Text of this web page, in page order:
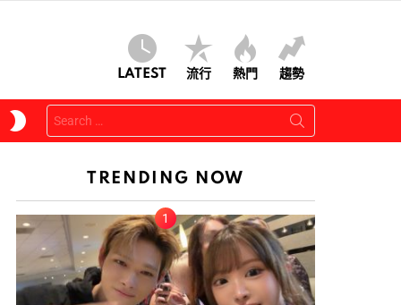
LATEST 流行 熱門 趨勢
SKIN
Search
for:
TRENDING NOW